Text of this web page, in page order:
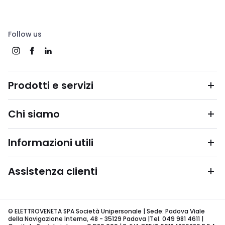
Follow us
Prodotti e servizi
Chi siamo
Informazioni utili
Assistenza clienti
© ELETTROVENETA SPA Società Unipersonale | Sede: Padova Viale
della Navigazione Interna, 48 - 35129 Padova |Tel. 049 981 4611 |